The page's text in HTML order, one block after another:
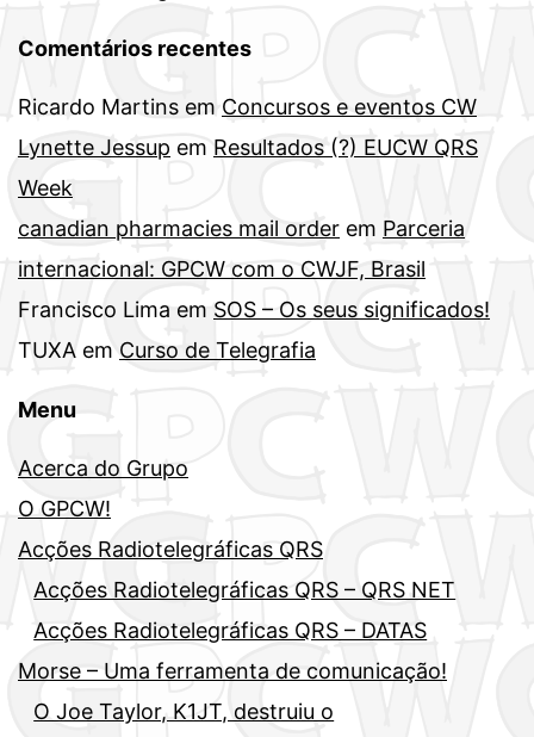
Comentários recentes
Ricardo Martins em Concursos e eventos CW
Lynette Jessup em Resultados (?) EUCW QRS
Week
canadian pharmacies mail order em Parceria
internacional: GPCW com o CWJF, Brasil
Francisco Lima em SOS – Os seus significados!
TUXA em Curso de Telegrafia
Menu
Acerca do Grupo
O GPCW!
Acções Radiotelegráficas QRS
Acções Radiotelegráficas QRS – QRS NET
Acções Radiotelegráficas QRS – DATAS
Morse – Uma ferramenta de comunicação!
O Joe Taylor, K1JT, destruiu o